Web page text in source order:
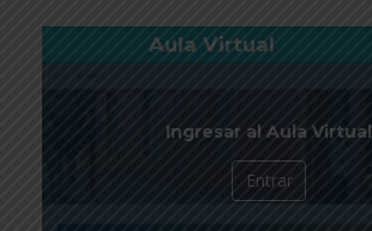
Aula Virtual
Ingresar al Aula Virtual
Entrar